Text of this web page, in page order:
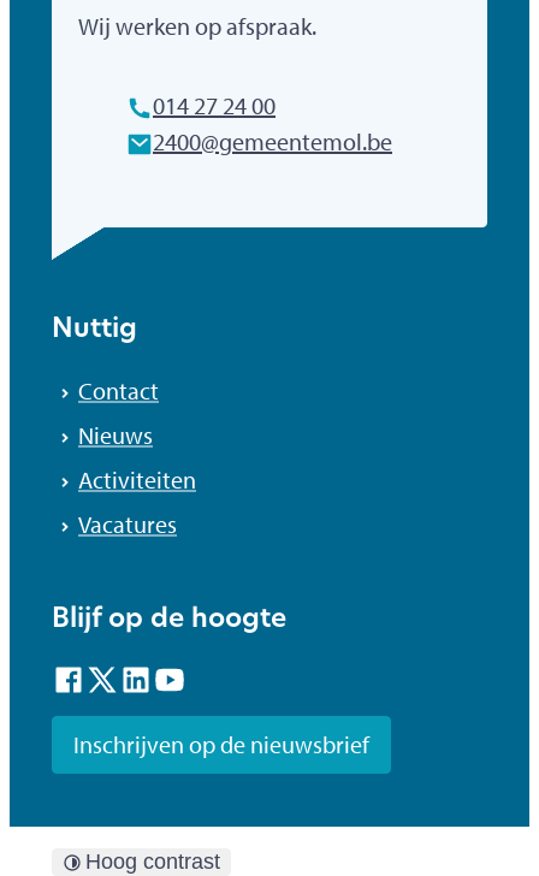
Gemeente Mol
Wij werken op afspraak.
014 27 24 00
E-mailadres
2400@gemeentemol.be
Nuttig
Contact
Nieuws
Activiteiten
Vacatures
Blijf op de hoogte
Facebook
TwitterLinkedInYouTube
Inschrijven op de nieuwsbrief
Hoog contrast